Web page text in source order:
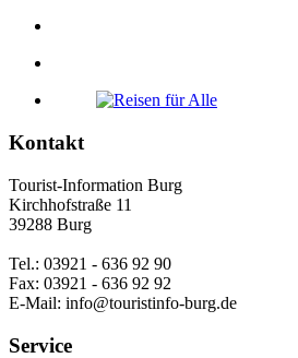
Kontakt
Tourist-Information Burg
Kirchhofstraße 11
39288 Burg
Tel.: 03921 - 636 92 90
Fax: 03921 - 636 92 92
E-Mail: info@touristinfo-burg.de
Service